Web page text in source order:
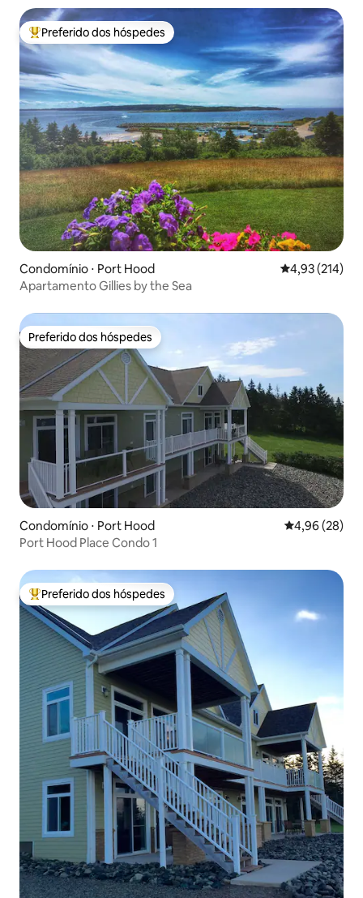
Entre os melhores preferidos dos hóspedes
Preferido dos hóspedes
Condomínio ⋅ Port Hood 4,93 de uma
4,93 (214)
Apartamento Gillies by the Sea
Preferido dos hóspedes
Preferido dos hóspedes
Condomínio ⋅ Port Hood 4,96 de uma
4,96 (28)
Port Hood Place Condo 1
Entre os melhores preferidos dos hóspedes
Preferido dos hóspedes